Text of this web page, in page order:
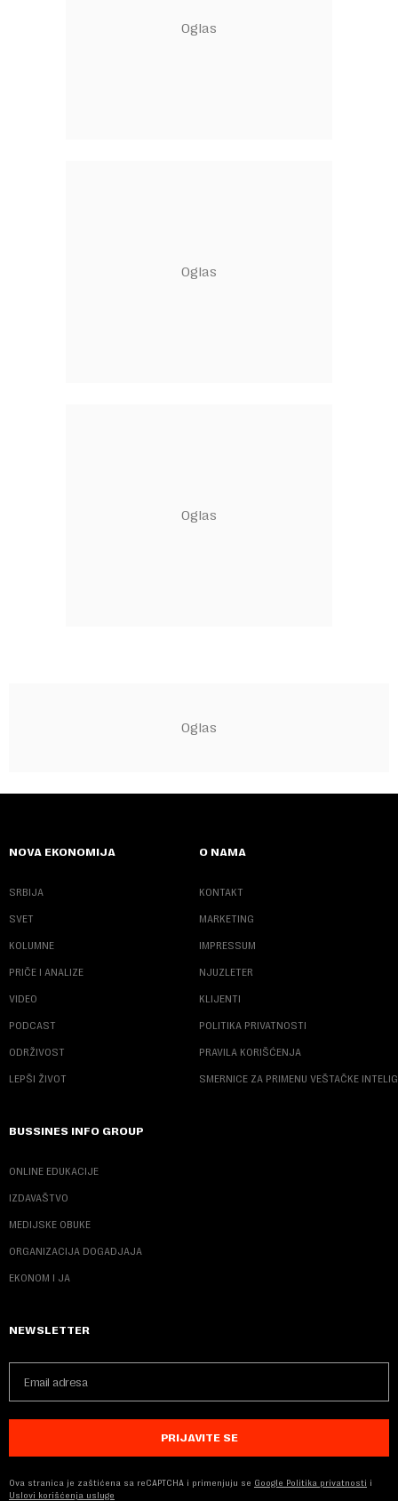
NOVA EKONOMIJA
SRBIJA
SVET
KOLUMNE
PRIČE I ANALIZE
VIDEO
PODCAST
ODRŽIVOST
LEPŠI ŽIVOT
O NAMA
KONTAKT
MARKETING
IMPRESSUM
NJUZLETER
KLIJENTI
POLITIKA PRIVATNOSTI
PRAVILA KORIŠĆENJA
SMERNICE ZA PRIMENU VEŠTAČKE
BUSSINES INFO GROUP
ONLINE EDUKACIJE
IZDAVAŠTVO
MEDIJSKE OBUKE
ORGANIZACIJA DOGADJAJA
EKONOM I JA
NEWSLETTER
PRIJAVITE SE
Ova stranica je zaštićena sa reCAPTCHA i primenjuju se Google Politika privatnosti i
Uslovi korišćenja usluge